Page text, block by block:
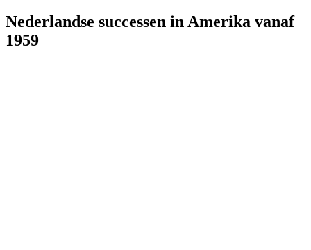
Nederlandse successen in Amerika vanaf
1959